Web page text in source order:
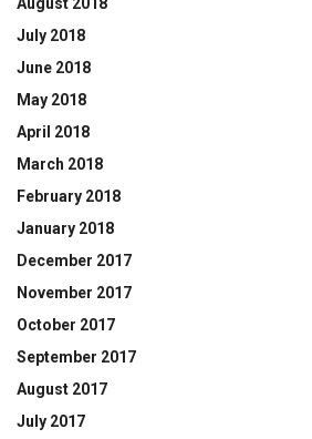
July 2018
June 2018
May 2018
April 2018
March 2018
February 2018
January 2018
December 2017
November 2017
October 2017
September 2017
August 2017
July 2017